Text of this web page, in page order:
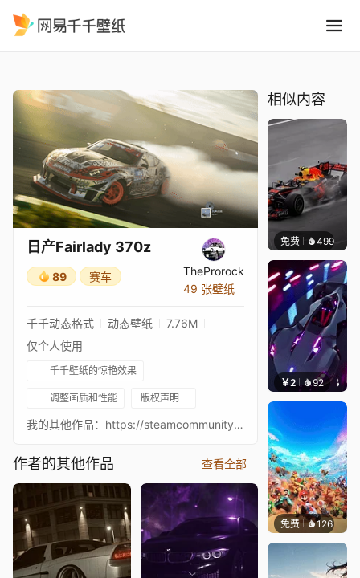
日产Fairlady 370z
89 赛车
TheProrock
49 张壁纸
千千动态格式 动态壁纸
7.76M
仅个人使用
千千壁纸的惊艳效果
调整画质和性能 版权声明
我的其他作品：https://steamcommunity.com/sharedfiles/filedetails/?id=1715280001 我的YouTube：https://www.youtube.com/channel/UCKs55vvcXX0JoUztu1klUyw 我的社交媒体：https://www.instagram.com/antonphotoff/ 车：nissan fairlady 370z Arkadiy Tsaregradsev (АркадийЦареградцев) failcrew x darkside 拍摄：我 (@antonphotoff)
作者的其他作品 查看全部
相似内容
免费 499
￥2 92 心事
免费 126